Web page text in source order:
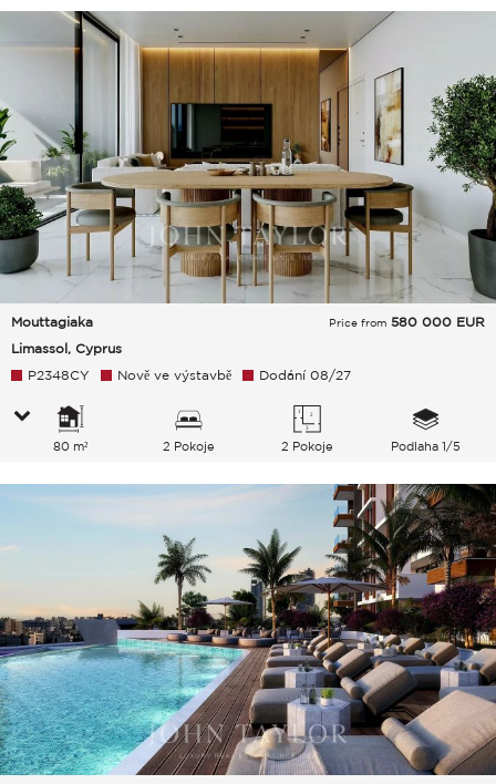
Mouttagiaka
Limassol, Cyprus
Price from 580 000 EUR
P2348CY Nově ve výstavbě Dodání 08/27
80 m² 2 Pokoje 2 Pokoje Podlaha 1/5